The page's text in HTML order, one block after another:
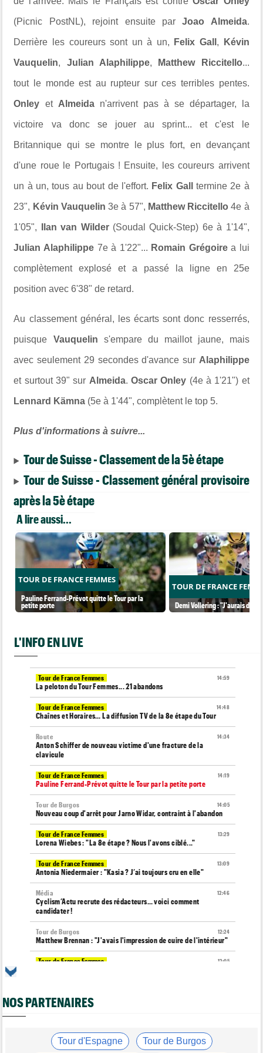
(Picnic PostNL), rejoint ensuite parJoao Almeida.
Derrière les coureurs sont un à un, Felix Gall , Kévin
Vauquelin, Julian Alaphilippe, Matthew Riccitello...
tout le monde est au rupteur sur ces terribles pentes.
Onley et Almeida n'arrivent pas à se départager, la
victoire va donc se jouer au sprint... et c'est le
Britannique qui se montre le plus fort, en devançant
d'une roue le Portugais ! Ensuite, les coureurs arrivent
un à un, tous au bout de l'effort. Felix Gall termine 2e à
23", Kévin Vauquelin 3e à 57", Matthew Riccitello 4e à
1'05", Ilan van Wilder(Soudal Quick-Step) 6e à 1'14",
Julian Alaphilippe 7e à 1'22"... Romain Grégoirea lui
complètement explosé et a passé la ligne en 25e
position avec 6'38" de retard.
Au classement général, les écarts sont donc resserrés,
puisque Vauquelin s'empare du maillot jaune, mais
avec seulement 29 secondes d'avance sur Alaphilippe
et surtout 39" sur Almeida.Oscar Onley (4e à 1'21") et
Lennard Kämna (5e à 1'44", complètent le top 5.
Plus d'informations à suivre...
Tour de Suisse - Classement de la 5è étape
Tour de Suisse - Classement général provisoire
après la 5è étape
A lire aussi...
TOUR DE FRANCE FEMMES
Pauline Ferrand-Prévot quitte le Tour par la
petite porte
TOUR DE FRANCE
Demi Vollering : "J'aurais dû
L'INFO EN LIVE
14:59
Tour de France Femmes
La peloton du Tour Femmes... 21 abandons
14:48
Tour de France Femmes
Chaînes et Horaires… La diffusion TV de la 8e étape du Tour
14:34
Route
Anton Schiffer de nouveau victime d'une fracture de la
clavicule
14:19
Tour de France Femmes
Pauline Ferrand-Prévot quitte le Tour par la petite porte
14:05
Tour de Burgos
Nouveau coup d'arrêt pour Jarno Widar, contraint à l'abandon
13:29
Tour de France Femmes
Lorena Wiebes : "La 8e étape ? Nous l'avons ciblé..."
13:09
Tour de France Femmes
Antonia Niedermaier : "Kasia ? J’ai toujours cru en elle"
12:46
Média
Cyclism’Actu recrute des rédacteurs… voici comment
candidater !
12:24
Tour de Burgos
Matthew Brennan : "J'avais l'impression de cuire de l'intérieur"
12:05
Tour de France Femmes
Jan Christen : "J'aurais aussi pu gagner au sprint..."
formation
NOS PARTENAIRES
Tour d'Espagne Tour de Burgos